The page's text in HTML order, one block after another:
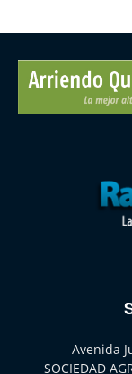
Avenida
SOCIEDAD